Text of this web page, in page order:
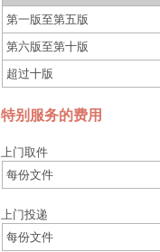
第一版至第五版
第六版至第十版
超过十版
特别服务的费用
上门取件
每份文件
上门投递
每份文件